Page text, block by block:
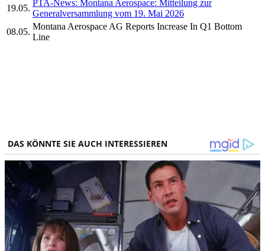
19.05.
PTA-News: Montana Aerospace: Mitteilung zur
Generalversammlung vom 19. Mai 2026
08.05.
Montana Aerospace AG Reports Increase In Q1 Bottom
Line